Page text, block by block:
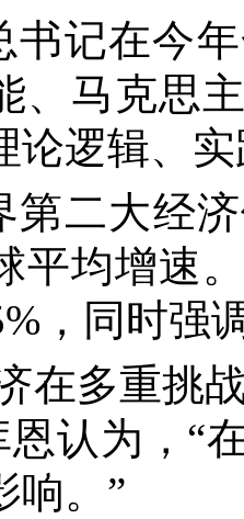
书记在今
、马克思
论逻辑、
第二大经
平均增速
，同时强
在多重挑
恩认为，
响。”